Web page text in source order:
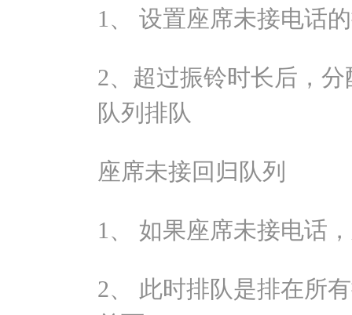
1、 设置座席未接电话
2、超过振铃时长后，
队列排队
座席未接回归队列
1、 如果座席未接电话
2、 此时排队是排在所